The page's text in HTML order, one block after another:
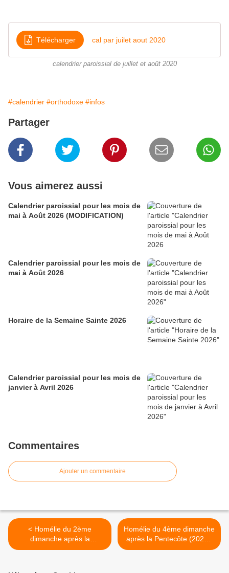
Télécharger cal par juilet aout 2020
calendrier paroissial de juillet et août 2020
#calendrier #orthodoxe #infos
Partager
Vous aimerez aussi
Calendrier paroissial pour les mois de
mai à Août 2026 (MODIFICATION)
Calendrier paroissial pour les mois de
mai à Août 2026
Horaire de la Semaine Sainte 2026
Calendrier paroissial pour les mois de
janvier à Avril 2026
Commentaires
Ajouter un commentaire
< Homélie du 2ème
dimanche après la
Pentecôte (2020) le
Homélie du 4ème dimanche
après la Pentecôte (2020):
La pêche miraculeuse >